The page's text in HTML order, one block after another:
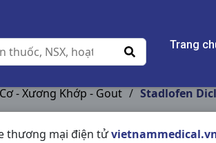
Trang
thương mại điện tử
- Xương Khớp - Gout / Stadlofen